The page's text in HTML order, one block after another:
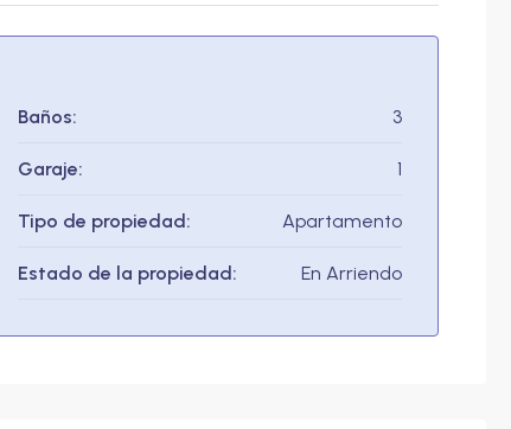
Baños: 3
Garaje: 1
Tipo de propiedad: Apartamento
Estado de la propiedad: En Arriendo